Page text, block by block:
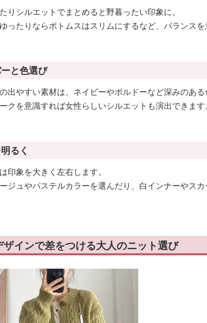
りシルエットでまとめると野暮ったい印象に。
ったりならボトムスはスリムにするなど、バランスを
と色選び
出やすい素材は、ネイビーやボルドーなど深みのある
クを意識すれば女性らしいシルエットも演出できます。
るく
印象を大きく左右します。
ジュやパステルカラーを選んだり、白インナーやス
ザインで差をつける大人のニット選び